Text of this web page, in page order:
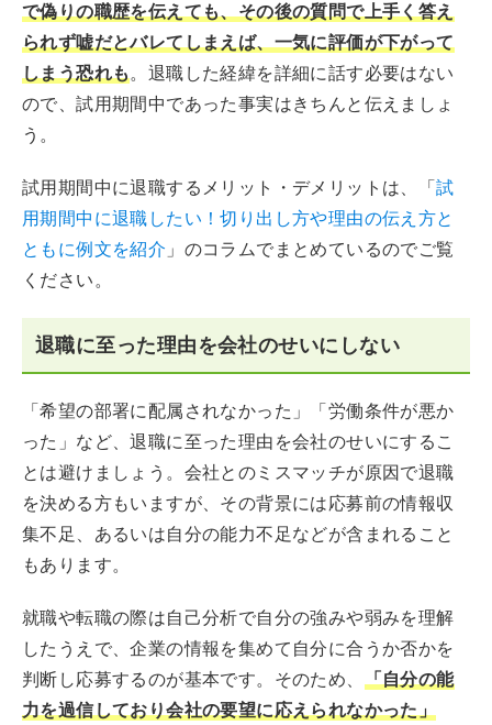
で偽りの職歴を伝えても、その後の質問で上手く答え
られず嘘だとバレてしまえば、一気に評価が下がって
しまう恐れも。退職した経緯を詳細に話す必要はない
ので、試用期間中であった事実はきちんと伝えましょ
う。
試用期間中に退職するメリット・デメリットは、「試
用期間中に退職したい！切り出し方や理由の伝え方と
ともに例文を紹介 」のコラムでまとめているのでご覧
ください。
退職に至った理由を会社のせいにしない
「希望の部署に配属されなかった」「労働条件が悪か
った」など、退職に至った理由を会社のせいにするこ
とは避けましょう。会社とのミスマッチが原因で退職
を決める方もいますが、その背景には応募前の情報収
集不足、あるいは自分の能力不足などが含まれること
もあります。
就職や転職の際は自己分析で自分の強みや弱みを理解
したうえで、企業の情報を集めて自分に合うか否かを
判断し応募するのが基本です。そのため、 「自分の能
力を過信しており会社の要望に応えられなかった」